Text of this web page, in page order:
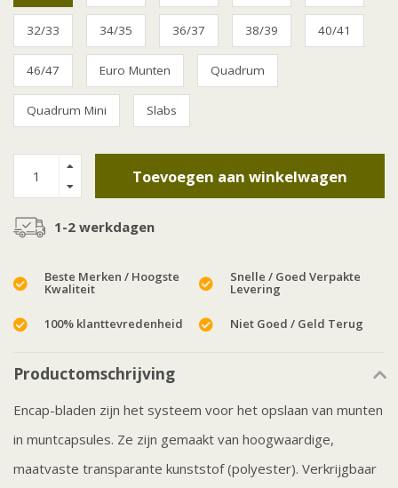
32/33 34/35 36/37 38/39 40/41
46/47 Euro Munten Quadrum
Quadrum Mini Slabs
Toevoegen aan winkelwagen
1-2 werkdagen
Beste Merken / Hoogste
Kwaliteit
Snelle / Goed Verpakte
Levering
100% klanttevredenheid Niet Goed / Geld Terug
Productomschrijving
Encap-bladen zijn het systeem voor het opslaan van munten
in muntcapsules. Ze zijn gemaakt van hoogwaardige,
maatvaste transparante kunststof (polyester). Verkrijgbaar